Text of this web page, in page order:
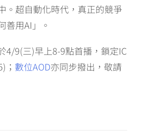
。超自動化時代，真正的競爭
善用AI」。
4/9(三)早上8-9點首播，鎖定IC
； 數位AOD亦同步撥出，敬請